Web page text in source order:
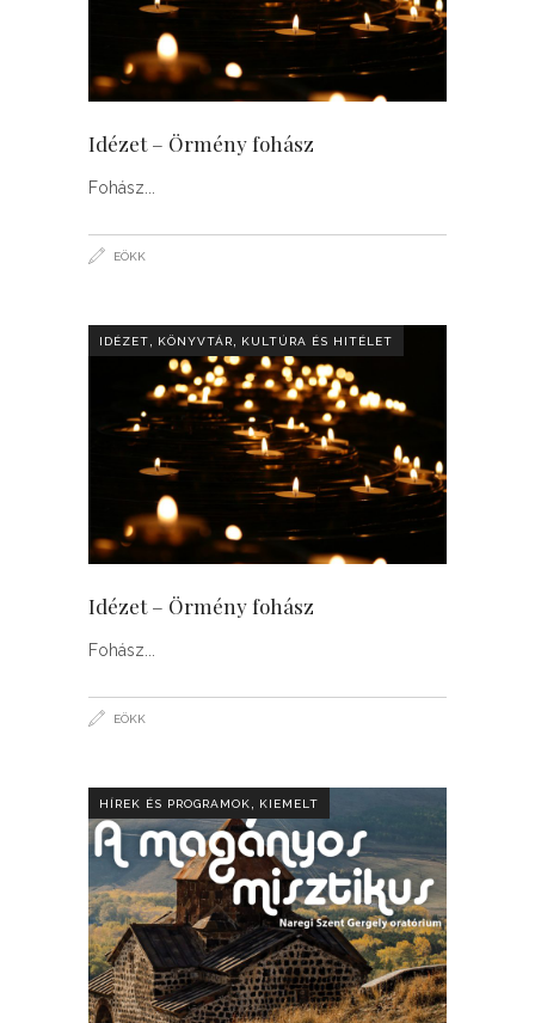
Idézet – Örmény fohász
Fohász
EÖKK
IDÉZET KÖNYVTÁR KULTÚRA ÉS HITÉLET
Idézet – Örmény fohász
Fohász
EÖKK
HÍREK ÉS PROGRAMOK KIEMELT